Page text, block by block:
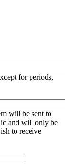
for periods,
will be sent to
and will only be
to receive